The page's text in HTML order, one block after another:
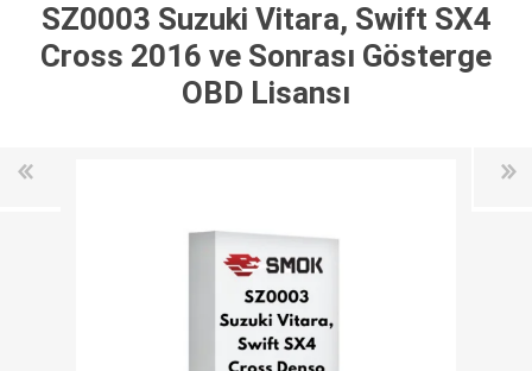
SZ0003 Suzuki Vitara, Swift SX4
Cross 2016 ve Sonrası Gösterge
OBD Lisansı